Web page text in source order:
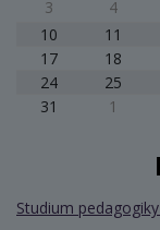
3
4
10 11
17
18
24
25
31
1
Studium